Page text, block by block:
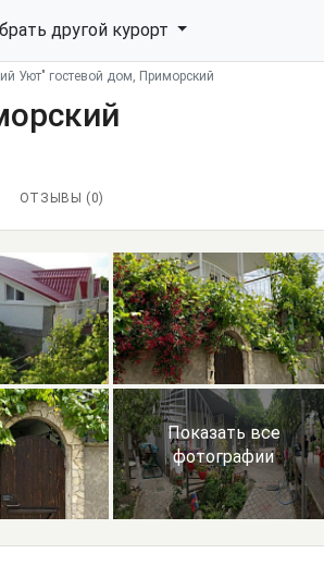
другой курорт
Уют" гостевой дом, Приморский
ОТЗЫВЫ ( 0)
Показать все
фотографии